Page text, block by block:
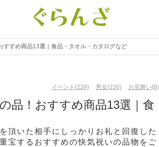
すすめ商品13選｜食品・タオル・カタログなど
イベント(229) 男女(230) お見舞い(8)
品！おすすめ商品13選｜食
頂いた相手にしっかりお礼と回復した
宝するおすすめの快気祝いの品物をご